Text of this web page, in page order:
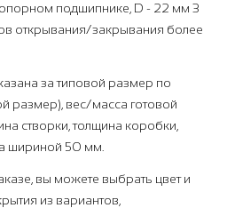
подшипнике, D - 22 мм 3
открывания/закрывания более
за типовой размер по
размер), вес/масса готовой
створки, толщина коробки,
шириной 50 мм.
вы можете выбрать цвет и
из вариантов,